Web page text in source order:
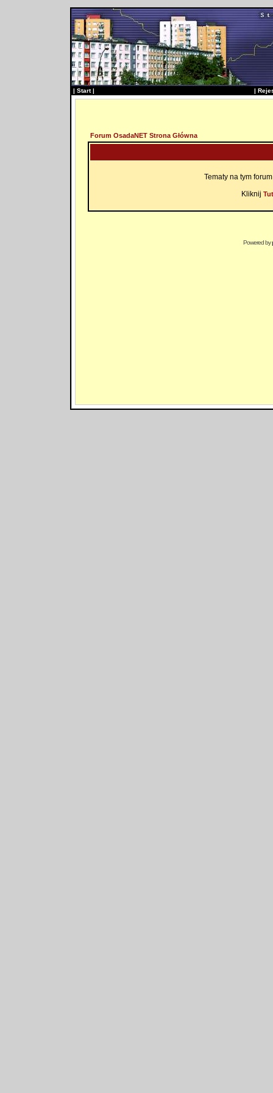
| Start| |
Forum OsadaNET Strona Główna
Tematy na tym
Kliknij
Powered by